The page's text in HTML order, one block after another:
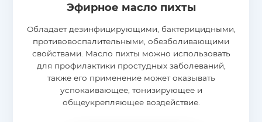
Эфирное масло пихты
Обладает дезинфицирующими, бактерицидными,
противовоспалительными, обезболивающими
свойствами. Масло пихты можно использовать
для профилактики простудных заболеваний,
также его применение может оказывать
успокаивающее, тонизирующее и
общеукрепляющее воздействие.